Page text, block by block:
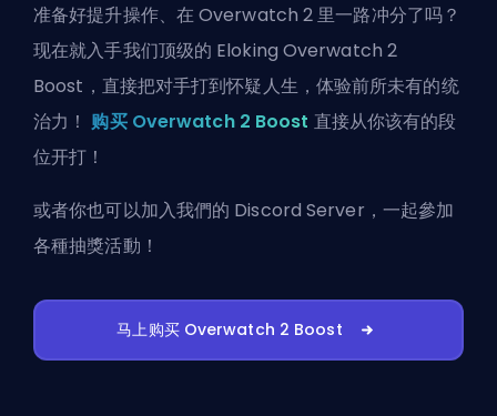
准备好提升操作、在 Overwatch 2 里一路冲分了吗？
现在就入手我们顶级的 Eloking Overwatch 2
Boost，直接把对手打到怀疑人生，体验前所未有的统
治力！购买 Overwatch 2 Boost 直接从你该有的段
位开打！
或者你也可以加入我們的 Discord Server ，一起參加
各種抽獎活動！
马上购买 Overwatch 2 Boost